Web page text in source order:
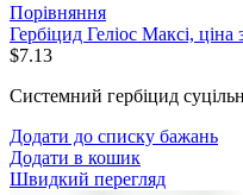
Порівняння
Гербіцид Геліос Максі, ціна
$7.13
Системний гербіцид
Додати до списку бажань
Додати в кошик
Швидкий перегляд